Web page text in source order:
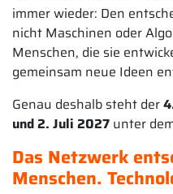
immer wieder: Den
nicht Maschinen oder
Menschen, die sie
gemeinsam neue Ideen
Genau deshalb steht der
und 2. Juli 2027 unter
Das Netzwerk
Menschen.